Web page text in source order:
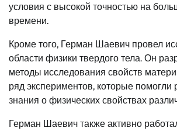
условия с высокой точностью на
времени.
Кроме того, Герман Шаевич провел
области физики твердого тела. Он
методы исследования свойств
ряд экспериментов, которые
знания о физических свойствах
Герман Шаевич также активно